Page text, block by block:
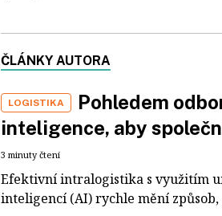
ČLÁNKY AUTORA
LOGISTIKA
Pohledem
inteligence, aby
3 minuty čtení
Efektivní intralogistika s využitím
inteligencí (AI) rychle mění